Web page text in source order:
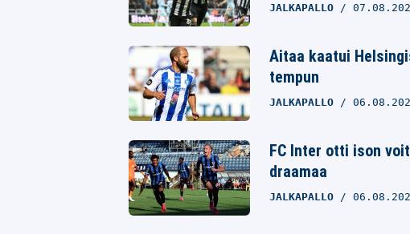
JALKAPALLO
Aitaa kaatui
tempun
JALKAPALLO
FC Inter otti ison
draamaa
JALKAPALLO